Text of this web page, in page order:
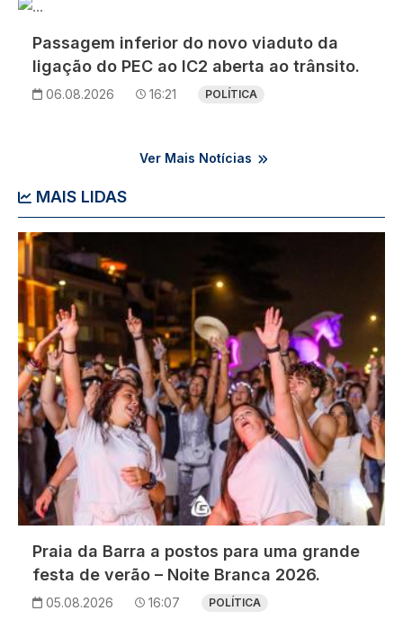
Imagem
Passagem inferior do novo viaduto da
ligação do PEC ao IC2 aberta ao trânsito.
06.08.2026 16:21 POLÍTICA
Ver Mais Notícias
MAIS LIDAS
Imagem
Praia da Barra a postos para uma grande
festa de verão – Noite Branca 2026.
05.08.2026 16:07 POLÍTICA